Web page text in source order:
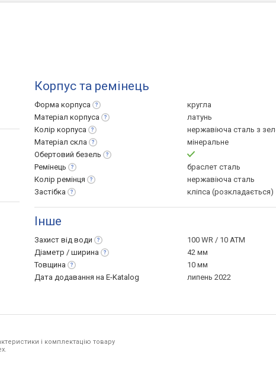
Корпус та ремінець
Форма корпуса
кругла
Матеріал корпуса
латунь
Колір корпуса
нержавіюча сталь з
Матеріал скла
мінеральне
Обертовий безель
Ремінець
браслет сталь
Колір ремінця
нержавіюча сталь
Застібка
кліпса (розкладається)
Інше
Захист від води
100 WR / 10 ATM
Діаметр / ширина
42 мм
Товщина
10 мм
Дата додавання на E-Katalog
липень 2022
і комплектацію товару